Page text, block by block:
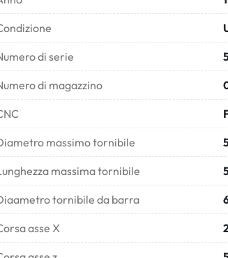
di serie
di magazzino
massimo tornibile
massima tornibile
tornibile da barra
asse X